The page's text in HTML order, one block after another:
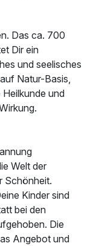
Das ca. 700
Dir ein
und seelisches
Natur-Basis,
und
Welt der
Schönheit.
Kinder sind
bei den
Die
Angebot und